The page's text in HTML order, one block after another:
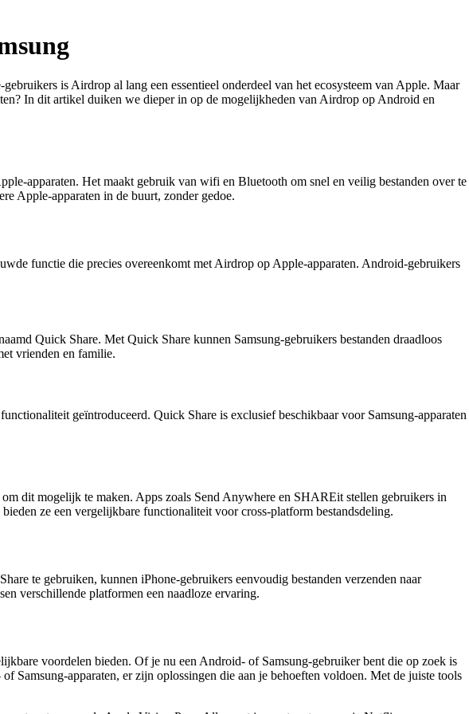
is Airdrop al lang een essentieel onderdeel van het ecosysteem van Apple. Maar
In dit artikel duiken we dieper in op de mogelijkheden van Airdrop op Android en
apparaten. Het maakt gebruik van wifi en Bluetooth om snel en veilig bestanden over te
Apple-apparaten in de buurt, zonder gedoe.
functie die precies overeenkomt met Airdrop op Apple-apparaten. Android-gebruikers
Quick Share. Met Quick Share kunnen Samsung-gebruikers bestanden draadloos
vrienden en familie.
geïntroduceerd. Quick Share is exclusief beschikbaar voor Samsung-apparaten
dit mogelijk te maken. Apps zoals Send Anywhere en SHAREit stellen gebruikers in
ze een vergelijkbare functionaliteit voor cross-platform bestandsdeling.
te gebruiken, kunnen iPhone-gebruikers eenvoudig bestanden verzenden naar
verschillende platformen een naadloze ervaring.
voordelen bieden. Of je nu een Android- of Samsung-gebruiker bent die op zoek is
Samsung-apparaten, er zijn oplossingen die aan je behoeften voldoen. Met de juiste tools